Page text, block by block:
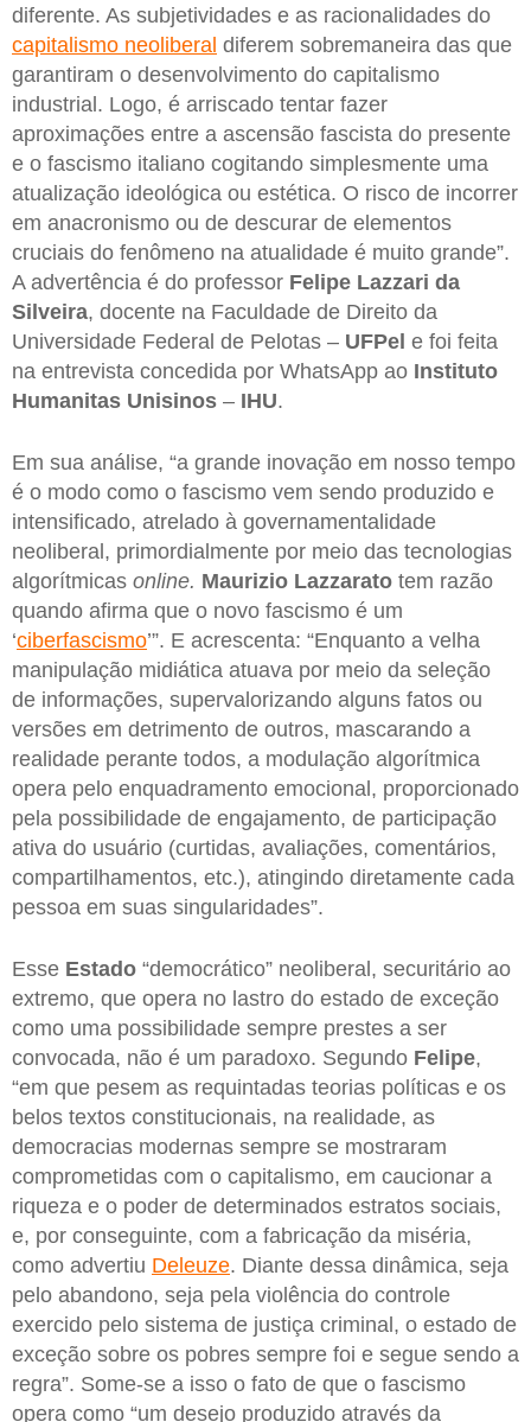
diferente. As subjetividades e as racionalidades do
capitalismo neoliberal diferem sobremaneira das que
garantiram o desenvolvimento do capitalismo
industrial. Logo, é arriscado tentar fazer
aproximações entre a ascensão fascista do presente
e o fascismo italiano cogitando simplesmente uma
atualização ideológica ou estética. O risco de incorrer
em anacronismo ou de descurar de elementos
cruciais do fenômeno na atualidade é muito grande”.
A advertência é do professor Felipe Lazzari da
Silveira, docente na Faculdade de Direito da
Universidade Federal de Pelotas – UFPel e foi feita
na entrevista concedida por WhatsApp ao Instituto
Humanitas Unisinos – IHU.
Em sua análise, “a grande inovação em nosso tempo
é o modo como o fascismo vem sendo produzido e
intensificado, atrelado à governamentalidade
neoliberal, primordialmente por meio das tecnologias
algorítmicas online. Maurizio Lazzarato tem razão
quando afirma que o novo fascismo é um
‘ciberfascismo’”. E acrescenta: “Enquanto a velha
manipulação midiática atuava por meio da seleção
de informações, supervalorizando alguns fatos ou
versões em detrimento de outros, mascarando a
realidade perante todos, a modulação algorítmica
opera pelo enquadramento emocional, proporcionado
pela possibilidade de engajamento, de participação
ativa do usuário (curtidas, avaliações, comentários,
compartilhamentos, etc.), atingindo diretamente cada
pessoa em suas singularidades”.
Esse Estado “democrático” neoliberal, securitário ao
extremo, que opera no lastro do estado de exceção
como uma possibilidade sempre prestes a ser
convocada, não é um paradoxo. Segundo Felipe,
“em que pesem as requintadas teorias políticas e os
belos textos constitucionais, na realidade, as
democracias modernas sempre se mostraram
comprometidas com o capitalismo, em caucionar a
riqueza e o poder de determinados estratos sociais,
e, por conseguinte, com a fabricação da miséria,
como advertiu Deleuze. Diante dessa dinâmica, seja
pelo abandono, seja pela violência do controle
exercido pelo sistema de justiça criminal, o estado de
exceção sobre os pobres sempre foi e segue sendo a
regra”. Some-se a isso o fato de que o fascismo
opera como “um desejo produzido através da